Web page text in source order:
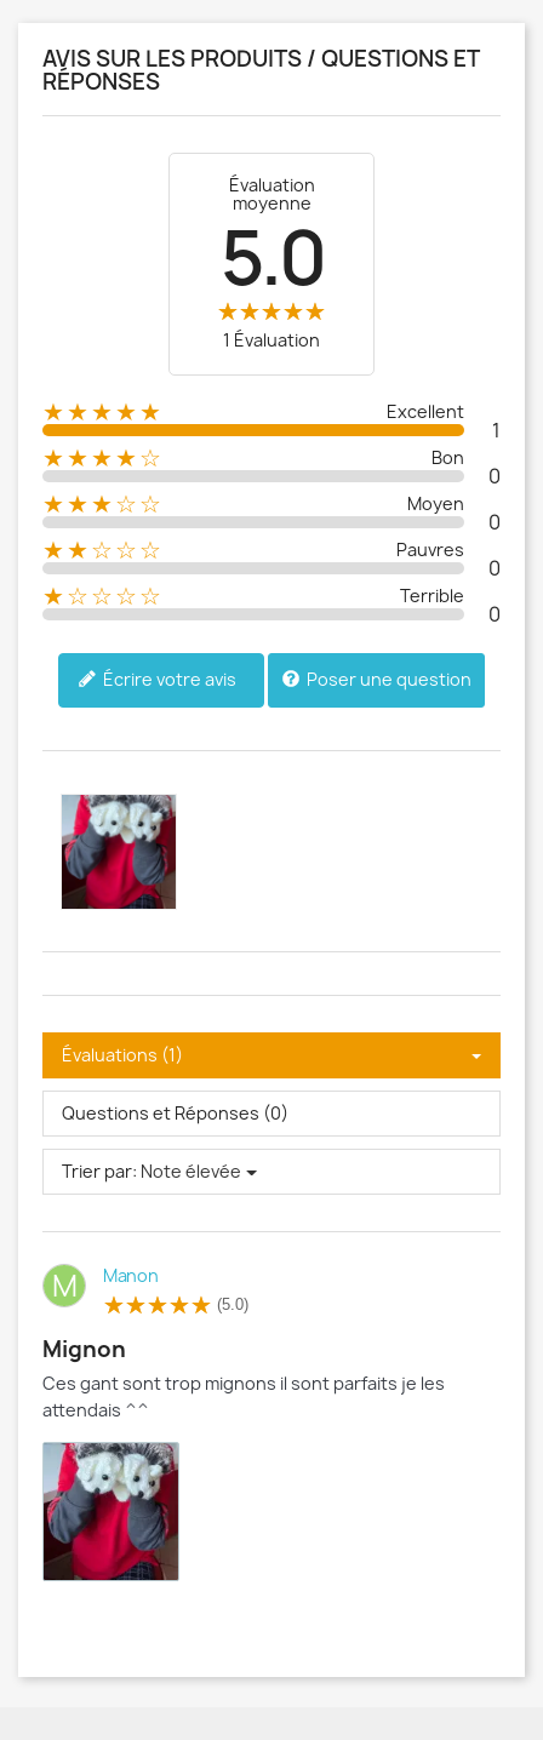
AVIS SUR LES PRODUITS / QUESTIONS ET
RÉPONSES
Évaluation
moyenne
5.0
1 Évaluation
★★★★★ Excellent
1
★★★★☆
Bon
0
★★★☆☆
Moyen
0
★★☆☆☆
Pauvres
0
★☆☆☆☆
Terrible
0
Écrire votre avis Poser une question
Évaluations (1)
Questions et Réponses (0)
Trier par: Note élevée
M Manon
(5.0)
Mignon
Ces gant sont trop mignons il sont parfaits je les
attendais ^^